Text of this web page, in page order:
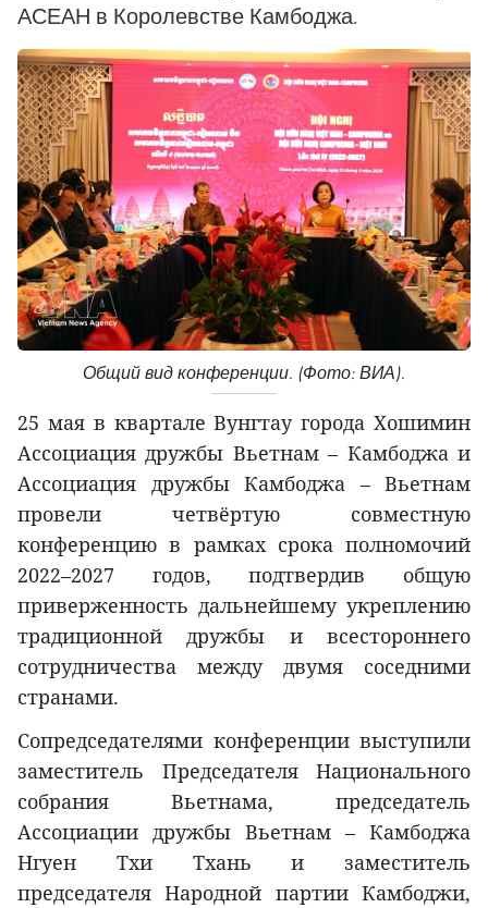
АСЕАН в Королевстве Камбоджа.
Общий вид конференции. (Фото: ВИА).
25 мая в квартале Вунгтау города Хошимин
Ассоциация дружбы Вьетнам – Камбоджа и
Ассоциация дружбы Камбоджа – Вьетнам
провели четвёртую совместную
конференцию в рамках срока полномочий
2022–2027 годов, подтвердив общую
приверженность дальнейшему укреплению
традиционной дружбы и всестороннего
сотрудничества между двумя соседними
странами.
Сопредседателями конференции выступили
заместитель Председателя Национального
собрания Вьетнама, председатель
Ассоциации дружбы Вьетнам – Камбоджа
Нгуен Тхи Тхань и заместитель
председателя Народной партии Камбоджи,